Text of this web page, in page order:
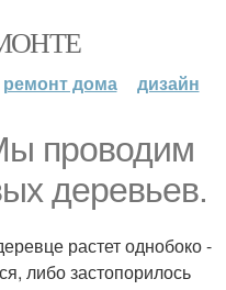
ремонт дома дизайн
проводим
деревьев.
растет однобоко -
либо застопорилось